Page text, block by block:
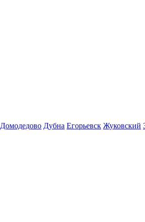
Домодедово Дубна Егорьевск Жуковский